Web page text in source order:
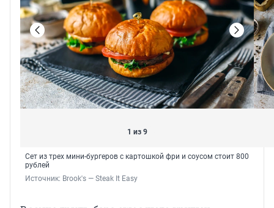
1 из 9
Сет из трех мини-бургеров с картошкой фри и соусом стоит 800
рублей
Источник: Brook's — Steak It Easy